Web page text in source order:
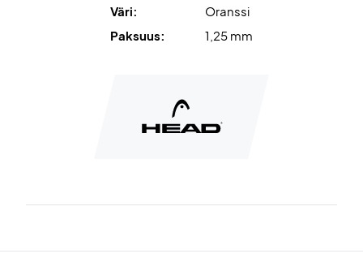
Väri:
Oranssi
Paksuus:
1,25 mm